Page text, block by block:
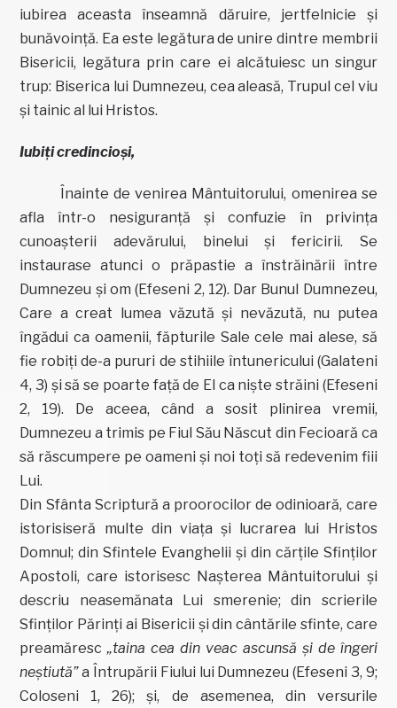
iubirea aceasta înseamnă dăruire, jertfelnicie şi
bunăvoinţă. Ea este legătura de unire dintre membrii
Bisericii, legătura prin care ei alcătuiesc un singur
trup: Biserica lui Dumnezeu, cea aleasă, Trupul cel viu
şi tainic al lui Hristos.
Iubiţi credincioşi,
Înainte de venirea Mântuitorului, omenirea se
afla într-o nesiguranţă şi confuzie în privinţa
cunoaşterii adevărului, binelui şi fericirii. Se
instaurase atunci o prăpastie a înstrăinării între
Dumnezeu şi om (Efeseni 2, 12). Dar Bunul Dumnezeu,
Care a creat lumea văzută şi nevăzută, nu putea
îngădui ca oamenii, făpturile Sale cele mai alese, să
fie robiţi de-a pururi de stihiile întunericului (Galateni
4, 3) şi să se poarte faţă de El ca nişte străini (Efeseni
2, 19). De aceea, când a sosit plinirea vremii,
Dumnezeu a trimis pe Fiul Său Născut din Fecioară ca
să răscumpere pe oameni şi noi toţi să redevenim fiii
Lui.
Din Sfânta Scriptură a proorocilor de odinioară, care
istorisiseră multe din viaţa şi lucrarea lui Hristos
Domnul; din Sfintele Evanghelii şi din cărţile Sfinţilor
Apostoli, care istorisesc Naşterea Mântuitorului şi
descriu neasemănata Lui smerenie; din scrierile
Sfinţilor Părinţi ai Bisericii şi din cântările sfinte, care
preamăresc„taina cea din veac ascunsă şi de îngeri
neştiută”a Întrupării Fiului lui Dumnezeu (Efeseni 3, 9;
Coloseni 1, 26); şi, de asemenea, din versurile